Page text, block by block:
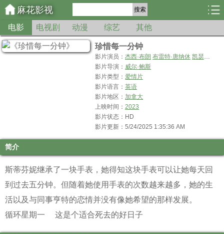
麻花影视 搜索
电影 电视剧 动漫 综艺 其他
珍惜每一分钟
影片演员：杰西·布朗 布雷特·唐纳休 凯瑟琳·福勒
影片导演： 威尔·鲍斯
影片类型：爱情片
影片语言：英语
影片地区： 加拿大
上映时间：2023
影片状态：HD
影片更新：5/24/2025 1:35:36 AM
简介
斯蒂芬妮继承了一块手表，她得知这块手表可以让她每天回
到过去五分钟。但随着她使用手表的次数越来越多，她的生
活以及与同事亨特的恋情并没有像她希望的那样发展。
循环星期一
这是个适合死去的好日子